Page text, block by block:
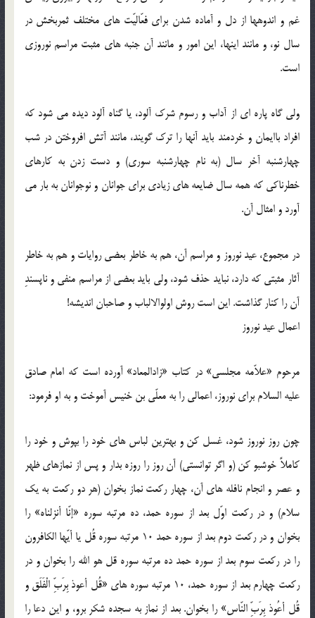
غم و اندوهها از دل و آماده شدن برای فعّالیّت های مختلف ثمربخش در
سال نو، و مانند اینها، این امور و مانند آن جنبه های مثبت مراسم نوروزی
است.
ولی گاه پاره ای از آداب و رسوم شرک آلود، یا گناه آلود دیده می شود که
افراد باایمان و خردمند باید آنها را ترک گویند، مانند آتش افروختن در شب
چهارشنبه آخر سال (به نام چهارشنبه سوری) و دست زدن به کارهای
خطرناکی که همه سال ضایعه های زیادی برای جوانان و نوجوانان به بار می
آورد و امثال آن.
در مجموع، عید نوروز و مراسم آن، هم به خاطر بعضی روایات و هم به خاطر
آثار مثبتی که دارد، نباید حذف شود، ولی باید بعضی از مراسم منفی و ناپسندِ
آن را کنار گذاشت. این است روش اولوالالباب و صاحبان اندیشه!
اعمال عید نوروز
مرحوم «علاّمه مجلسی» در کتاب «زادالمعاد» آورده است که امام صادق
علیه السلام برای نوروز، اعمالی را به معلّی بن خنیس آموخت و به او فرمود:
چون روز نوروز شود، غسل کن و بهترین لباس های خود را بپوش و خود را
کاملاً خوشبو کن (و اگر توانستی) آن روز را روزه بدار و پس از نمازهای ظهر
و عصر و انجام نافله های آن، چهار رکعت نماز بخوان (هر دو رکعت به یک
سلام) و در رکعت اوّل بعد از سوره حمد، ده مرتبه سوره «إنّا أنزلناه» را
بخوان و در رکعت دوم بعد از سوره حمد 10 مرتبه سوره قُل یا أیّها الکافرون
را در رکعت سوم بعد از سوره حمد ده مرتبه سوره قل هو الله را بخوان و در
رکعت چهارم بعد از سوره حمد، 10 مرتبه سوره های «قُل أعوذ بِرَبِّ الْفَلَق و
قُل أعُوذ بِرَبِّ النّاس» را بخوان. بعد از نماز به سجده شکر برو، و این دعا را